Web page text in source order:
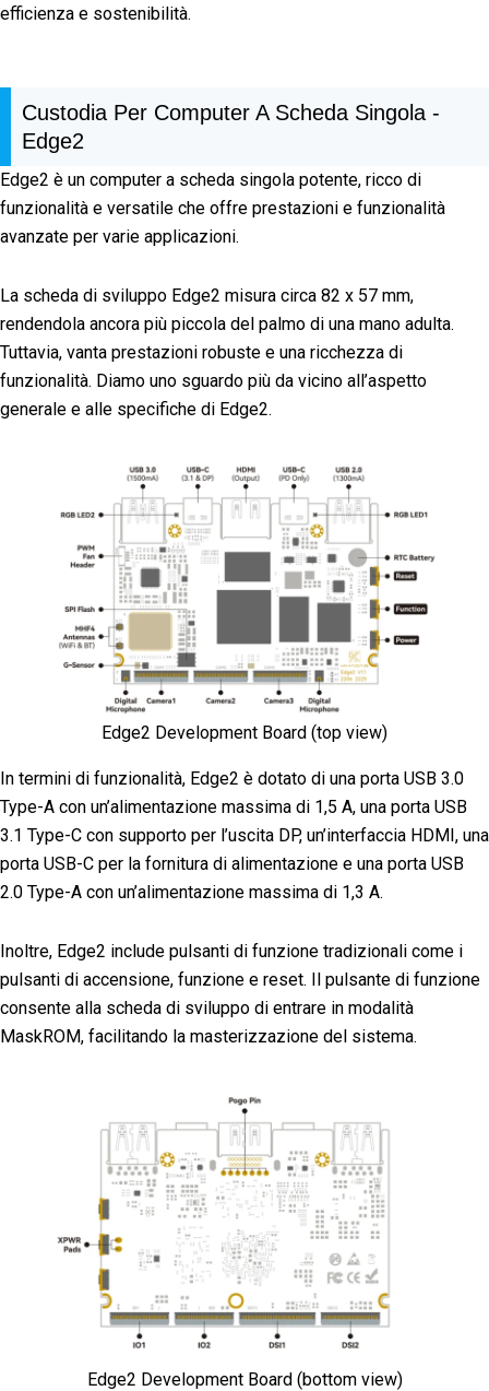
efficienza e sostenibilità.
Custodia Per Computer A Scheda Singola -
Edge2
Edge2 è un computer a scheda singola potente, ricco di
funzionalità e versatile che offre prestazioni e funzionalità
avanzate per varie applicazioni.
La scheda di sviluppo Edge2 misura circa 82 x 57 mm,
rendendola ancora più piccola del palmo di una mano adulta.
Tuttavia, vanta prestazioni robuste e una ricchezza di
funzionalità. Diamo uno sguardo più da vicino all’aspetto
generale e alle specifiche di Edge2.
Edge2 Development Board (top view)
In termini di funzionalità, Edge2 è dotato di una porta USB 3.0
Type-A con un’alimentazione massima di 1,5 A, una porta USB
3.1 Type-C con supporto per l’uscita DP, un’interfaccia HDMI, una
porta USB-C per la fornitura di alimentazione e una porta USB
2.0 Type-A con un’alimentazione massima di 1,3 A.
Inoltre, Edge2 include pulsanti di funzione tradizionali come i
pulsanti di accensione, funzione e reset. Il pulsante di funzione
consente alla scheda di sviluppo di entrare in modalità
MaskROM, facilitando la masterizzazione del sistema.
Edge2 Development Board (bottom view)